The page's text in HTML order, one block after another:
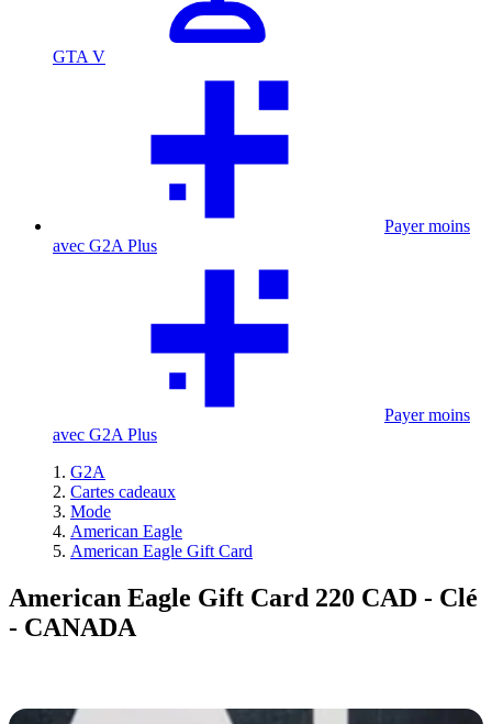
GTA V
Payer moins
avec G2A Plus
Payer moins
avec G2A Plus
G2A
Cartes cadeaux
Mode
American Eagle
American Eagle Gift Card
American Eagle Gift Card 220 CAD - Clé
- CANADA